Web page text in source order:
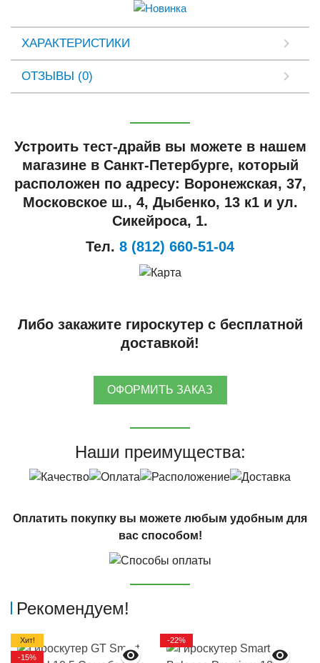
ХАРАКТЕРИСТИКИ
ОТЗЫВЫ (0)
Устроить тест-драйв вы можете в нашем
магазине в Санкт-Петербурге, который
расположен по адресу: Воронежская, 37,
Московское ш., 4, Дыбенко, 13 к1 и ул.
Сикейроса, 1.
Тел. 8 (812) 660-51-04
Либо закажите гироскутер с бесплатной
доставкой!
ОФОРМИТЬ ЗАКАЗ
Наши преимущества:
Оплатить покупку вы можете любым удобным для
вас способом!
Рекомендуем!
Хит!
-15%
-22%